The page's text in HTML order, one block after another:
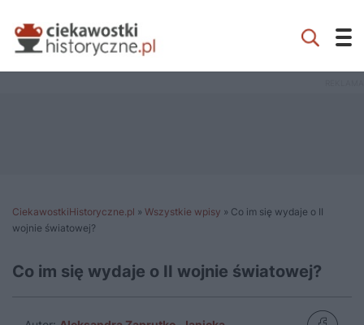
CiekawostkiHistoryczne.pl » Wszystkie wpisy » Co im się wydaje o II
wojnie światowej?
Co im się wydaje o II wojnie światowej?